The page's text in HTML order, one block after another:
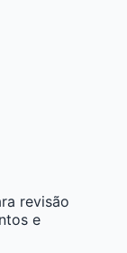
revisão
e